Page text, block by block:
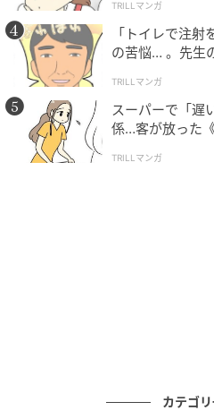
TRILLマンガ
「トイレで注
の苦悩… 。先生
TRILLマンガ
スーパーで「遅
係…客が放った
TRILLマンガ
カテゴ